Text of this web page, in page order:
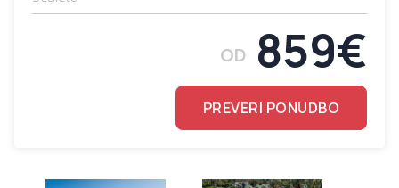
OD 859€
PREVERI PONUDBO